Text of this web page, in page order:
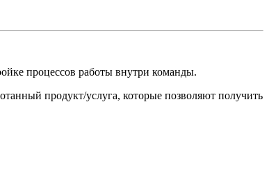
процессов работы внутри команды.
продукт/услуга, которые позволяют получить